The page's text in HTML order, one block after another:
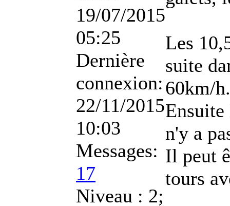
19/07/2015
05:25
Dernière
connexion:
22/11/2015
10:03
Messages:
17
Niveau : 2;
Les
suite
60km/h.
n'y a
Il peut
tours